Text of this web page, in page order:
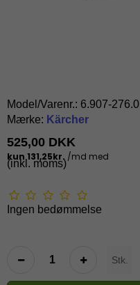
Model/Varenr.: 6.907-276.0
Mærke: Kärcher
525,00 DKK
(inkl. moms)
Ingen bedømmelse
Stk.